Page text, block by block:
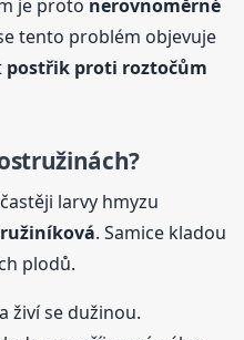
je proto nerovnoměrné
tento problém objevuje
postřik proti roztočům
larvy hmyzu
. Samice kladou
plodů.
živí se dužinou.